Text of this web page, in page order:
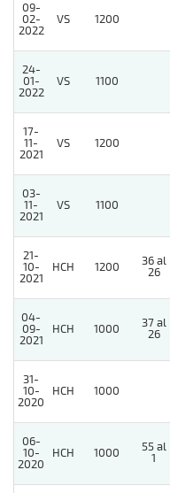
09-
02-
2022
VS 1200
24-
01-
2022
VS 1100
17-
11-
2021
VS 1200
03-
11-
2021
VS 1100
21-
10-
2021
HCH 1200
36 al
26
04-
09-
2021
HCH 1000
37 al
26
31-
10-
2020
HCH 1000
06-
10-
2020
HCH 1000
55 al
1